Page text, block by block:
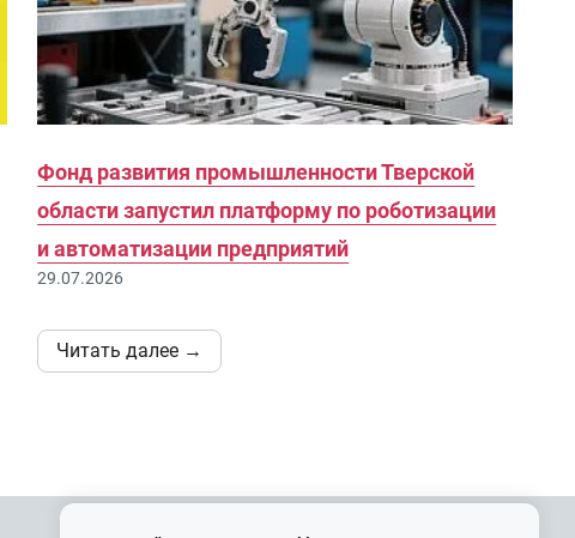
Фонд развития промышленности Тверской
области запустил платформу по роботизации
и автоматизации предприятий
29.07.2026
Читать далее →